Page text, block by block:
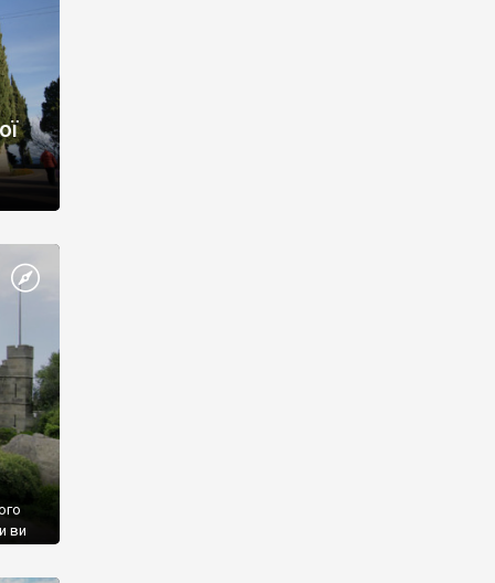
ви